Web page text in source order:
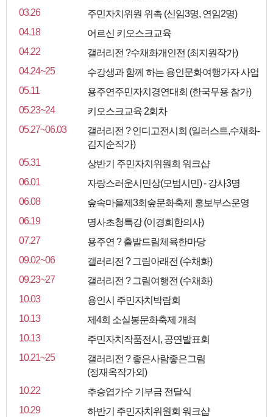
03.26
주민자치위원 위촉 (신임3명, 연임2명)
04.18
어르신 키오스크교육
04.22
갤러리전 ?수채화개인전 (최지원작가)
04.24~25
수강생과 함께 하는 용인문화여행가자 사업
05.11
용주연주민자치경연대회 (한국무용 참가)
05.23~24
키오스크교육 2회차
05.27~06.03
갤러리전 ? 인디고전시회 (일러스트,수채화-
김지순작가)
05.31
상반기 주민자치위원회 워크샵
06.01
자랑스러운시민상(모범시민) - 강사3명
06.08
숲속마을제3회숲문화축제 홍보부스운영
06.19
명사초청특강 (이경희한의사)
07.27
용주연 ? 출발드림체육한마당
09.02~06
갤러리전 ? 그림아래전 (수채화)
09.23~27
갤러리전 ? 그림여행전 (수채화)
10.03
용인시 주민자치박람회
10.13
제4회 소실봉문화축제 개최
10.13
주민자치작품전시, 공연발표회
10.21~25
갤러리전 ? 좋은사람좋은그림
(정재옥작가외)
10.22
추승엽가수 기부금 전달식
10.29
하반기 주민자치위원회 워크샵